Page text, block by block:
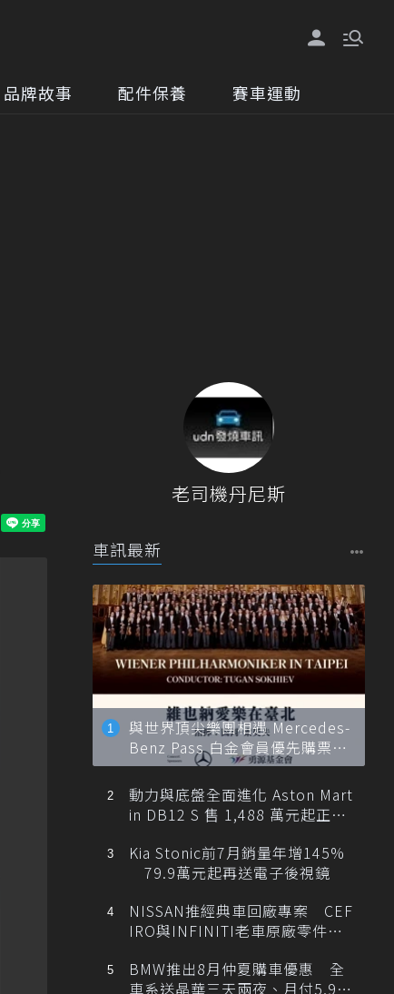
品牌故事 配件保養 賽車運動
老司機丹尼斯
車訊最新
與世界頂尖樂團相遇 Mercedes-
Benz Pass 白金會員優先購票維
也納愛樂
動力與底盤全面進化 Aston Mart
in DB12 S 售 1,488 萬元起正式
Kia Stonic前7月銷量年增145%
79.9萬元起再送電子後視鏡
NISSAN推經典車回廠專案 CEF
IRO與INFINITI老車原廠零件最
BMW推出8月仲夏購車優惠 全
車系送晶華三天兩夜、月付5,900